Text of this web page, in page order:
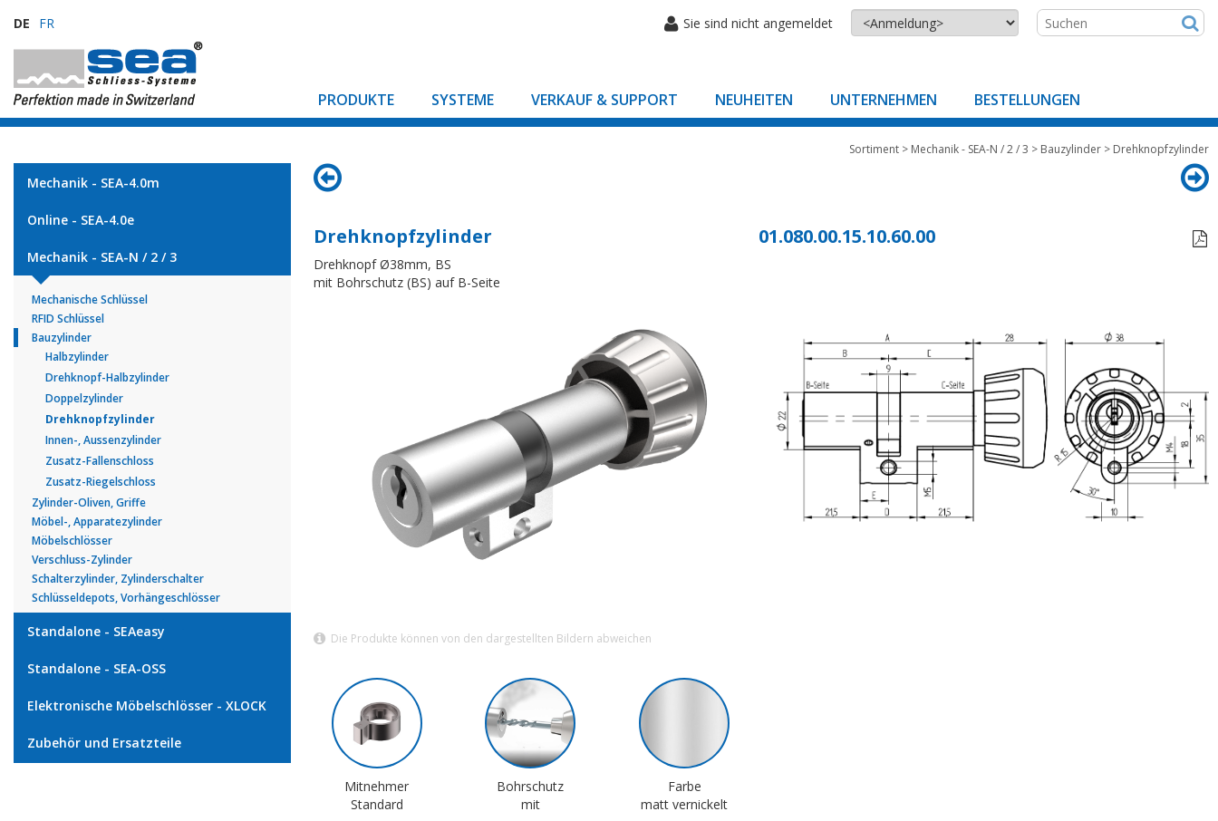
DE FR Sie sind nicht angemeldet
PRODUKTE SYSTEME VERKAUF & SUPPORT NEUHEITEN UNTERNEHMEN BESTELLUNGEN
Mechanik - SEA-4.0m
Online - SEA-4.0e
Mechanik - SEA-N / 2 / 3
Mechanische Schlüssel
RFID Schlüssel
Bauzylinder
Halbzylinder
Drehknopf-Halbzylinder
Doppelzylinder
Drehknopfzylinder
Innen-, Aussenzylinder
Zusatz-Fallenschloss
Zusatz-Riegelschloss
Zylinder-Oliven, Griffe
Möbel-, Apparatezylinder
Möbelschlösser
Verschluss-Zylinder
Schalterzylinder, Zylinderschalter
Schlüsseldepots, Vorhängeschlösser
Standalone - SEAeasy
Standalone - SEA-OSS
Elektronische Möbelschlösser - XLOCK
Zubehör und Ersatzteile
Sortiment > Mechanik - SEA-N / 2 / 3 > Bauzylinder > Drehknopfzylinder
Drehknopfzylinder 01.080.00.15.10.60.00

Drehknopf Ø38mm, BS
mit Bohrschutz (BS) auf B-Seite
Die Produkte können von den dargestellten Bildern abweichen
Mitnehmer
Standard
Bohrschutz
mit
Farbe
matt vernickelt